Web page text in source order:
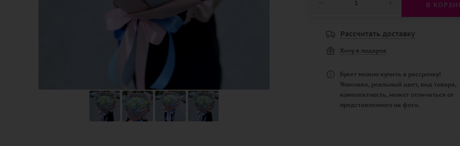
В
Рассчитать доставку
Хочу в подарок
Букет можно купить в рассрочку!
Упаковка, реальный цвет, вид товара,
комплектность, может отличаться от
представленного на фото.